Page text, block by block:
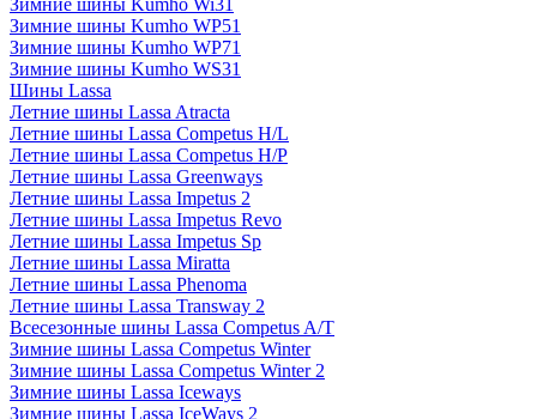
Зимние шины Kumho Wi31
Зимние шины Kumho WP51
Зимние шины Kumho WP71
Зимние шины Kumho WS31
Шины Lassa
Летние шины Lassa Atracta
Летние шины Lassa Competus H/L
Летние шины Lassa Competus H/P
Летние шины Lassa Greenways
Летние шины Lassa Impetus 2
Летние шины Lassa Impetus Revo
Летние шины Lassa Impetus Sp
Летние шины Lassa Miratta
Летние шины Lassa Phenoma
Летние шины Lassa Transway 2
Всесезонные шины Lassa Competus A/T
Зимние шины Lassa Competus Winter
Зимние шины Lassa Competus Winter 2
Зимние шины Lassa Iceways
Зимние шины Lassa IceWays 2